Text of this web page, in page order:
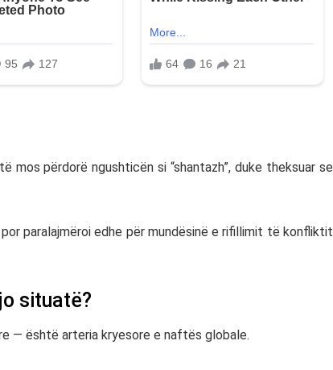
mos përdorë ngushticën si “shantazh”, duke theksuar se
paralajmëroi edhe për mundësinë e rifillimit të konfliktit
situatë?
— është arteria kryesore e naftës globale.